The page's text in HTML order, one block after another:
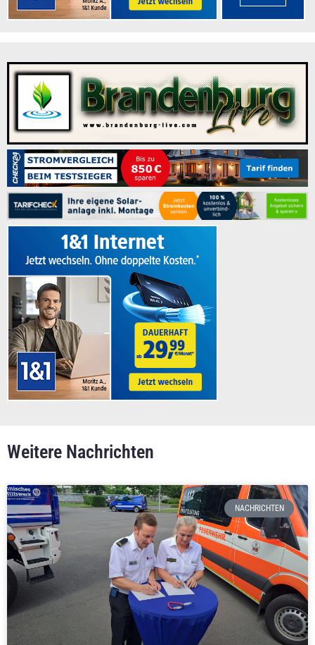
Weitere Nachrichten
NACHRICHTEN